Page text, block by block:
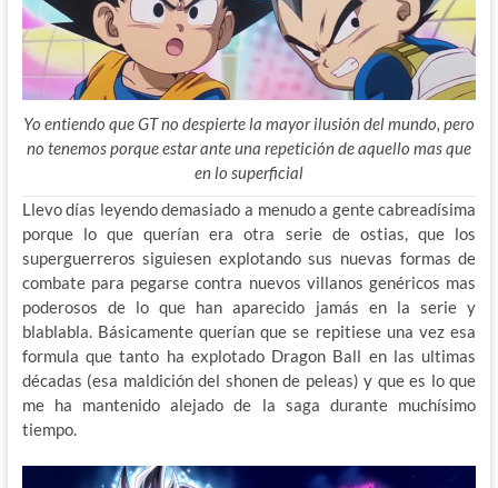
Yo entiendo que GT no despierte la mayor ilusión del mundo, pero
no tenemos porque estar ante una repetición de aquello mas que
en lo superficial
Llevo días leyendo demasiado a menudo a gente cabreadísima
porque lo que querían era otra serie de ostias, que los
superguerreros siguiesen explotando sus nuevas formas de
combate para pegarse contra nuevos villanos genéricos mas
poderosos de lo que han aparecido jamás en la serie y
blablabla. Básicamente querían que se repitiese una vez esa
formula que tanto ha explotado Dragon Ball en las ultimas
décadas (esa maldición del shonen de peleas) y que es lo que
me ha mantenido alejado de la saga durante muchísimo
tiempo.